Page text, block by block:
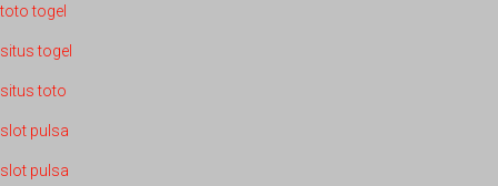
toto togel
situs togel
situs toto
slot pulsa
slot pulsa